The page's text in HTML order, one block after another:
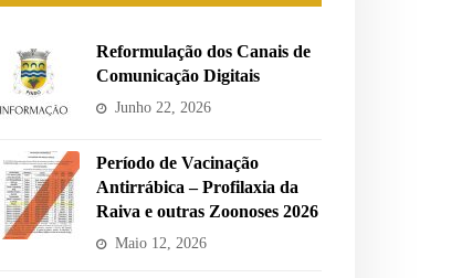
Reformulação dos Canais de
Comunicação Digitais
Junho 22, 2026
Período de Vacinação
Antirrábica – Profilaxia da
Raiva e outras Zoonoses 2026
Maio 12, 2026